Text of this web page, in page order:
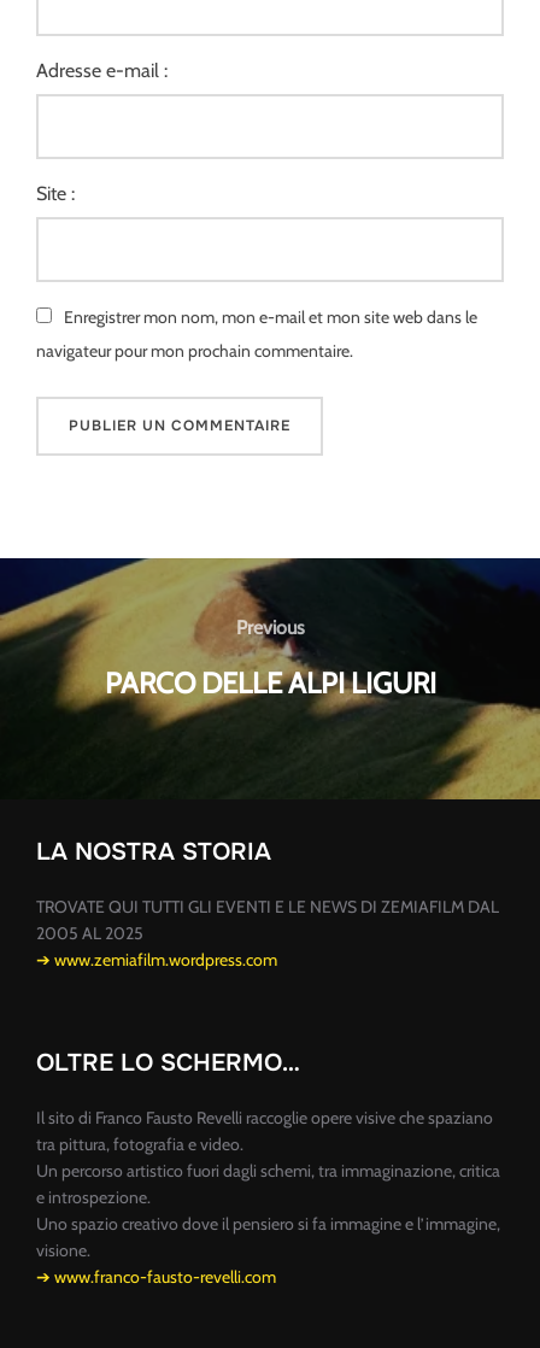
Adresse e-mail :
Site :
Enregistrer mon nom, mon e-mail et mon site web dans le
navigateur pour mon prochain commentaire.
Navigation
de
l’article
Previous
Previous
PARCO DELLE ALPI LIGURI
LA NOSTRA STORIA
TROVATE QUI TUTTI GLI EVENTI E LE NEWS DI ZEMIAFILM DAL
2005 AL 2025
➔ www.zemiafilm.wordpress.com
OLTRE LO SCHERMO…
Il sito di Franco Fausto Revelli raccoglie opere visive che spaziano
tra pittura, fotografia e video.
Un percorso artistico fuori dagli schemi, tra immaginazione, critica
e introspezione.
Uno spazio creativo dove il pensiero si fa immagine e l’immagine,
visione.
➔ www.franco-fausto-revelli.com